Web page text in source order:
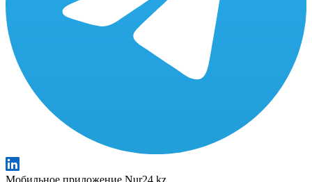
Мобильное приложение Nur24.kz